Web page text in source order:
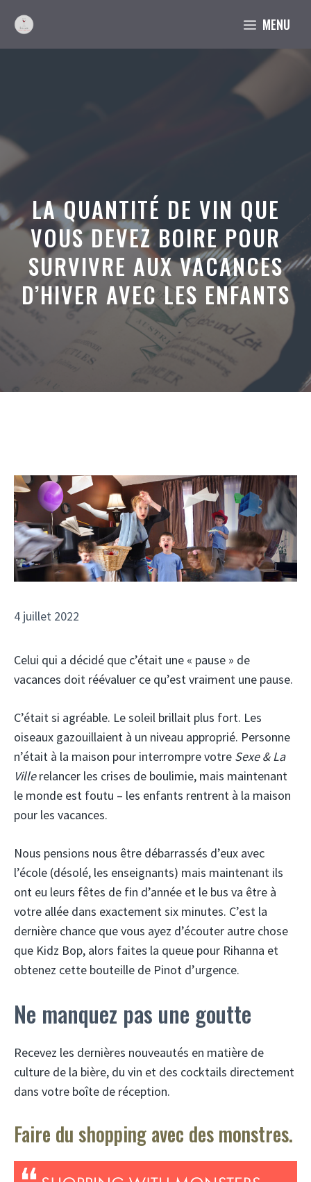
contenu
MENU
LA QUANTITÉ DE VIN QUE
VOUS DEVEZ BOIRE POUR
SURVIVRE AUX VACANCES
D’HIVER AVEC LES ENFANTS
4 juillet 2022
Celui qui a décidé que c’était une « pause » de
vacances doit réévaluer ce qu’est vraiment une pause.
C’était si agréable. Le soleil brillait plus fort. Les
oiseaux gazouillaient à un niveau approprié. Personne
n’était à la maison pour interrompre votre Sexe & La
Villerelancer les crises de boulimie, mais maintenant
le monde est foutu – les enfants rentrent à la maison
pour les vacances.
Nous pensions nous être débarrassés d’eux avec
l’école (désolé, les enseignants) mais maintenant ils
ont eu leurs fêtes de fin d’année et le bus va être à
votre allée dans exactement six minutes. C’est la
dernière chance que vous ayez d’écouter autre chose
que Kidz Bop, alors faites la queue pour Rihanna et
obtenez cette bouteille de Pinot d’urgence.
Ne manquez pas une goutte
Recevez les dernières nouveautés en matière de
culture de la bière, du vin et des cocktails directement
dans votre boîte de réception.
Faire du shopping avec des monstres.